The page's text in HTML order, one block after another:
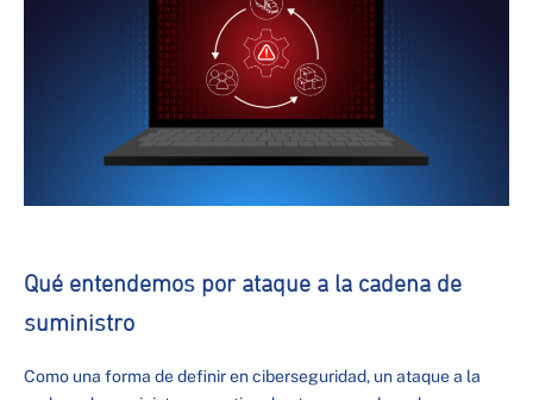
Qué entendemos por ataque a la cadena de
suministro
Como una forma de definir en ciberseguridad, un ataque a la